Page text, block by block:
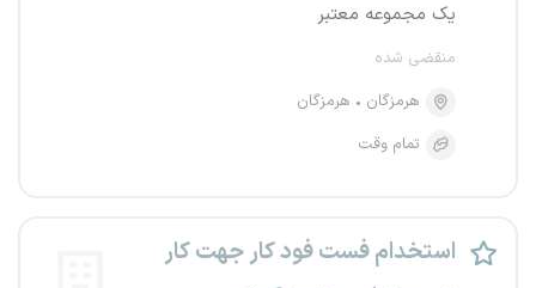
یک مجموعه معتبر
منقضی شده
هرمزگان
هرمزگان
تمام وقت
استخدام فست فود کار جهت کار